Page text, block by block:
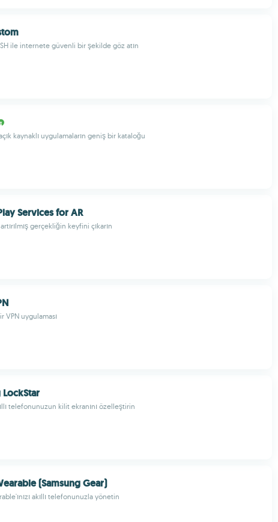
ile internete güvenli bir şekilde göz atın
kaynaklı uygulamaların geniş bir kataloğu
Services for AR
gerçekliğin keyfini çıkarın
VPN uygulaması
LockStar
telefonunuzun kilit ekranını özelleştirin
(Samsung Gear)
akıllı telefonunuzla yönetin